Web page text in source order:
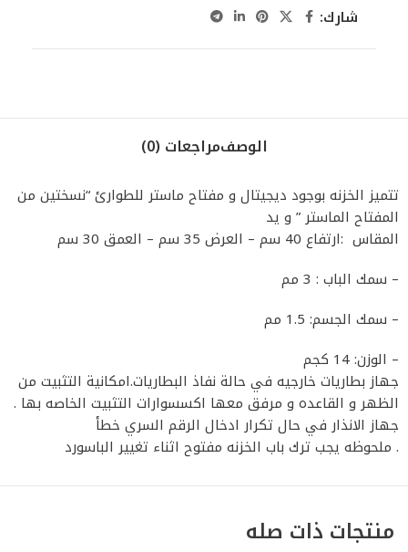
شارك:
الوصفمراجعات (0)
تتميز الخزنه بوجود ديجيتال و مفتاح ماستر للطوارئ “نسختين من
المفتاح الماستر ” و يد
المقاس :ارتفاع 40 سم – العرض 35 سم – العمق 30 سم
– سمك الباب : 3 مم
– سمك الجسم: 1.5 مم
– الوزن: 14 كجم
جهاز بطاريات خارجيه في حالة نفاذ البطاريات.امكانية التثبيت من
الظهر و القاعده و مرفق معها اكسسوارات التثبيت الخاصه بها .
جهاز الانذار في حال تكرار ادخال الرقم السري خطأ
. ملحوظه يجب ترك باب الخزنه مفتوح اثناء تغيير الباسورد
منتجات ذات صله